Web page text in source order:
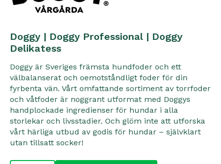
Doggy | Doggy Professional | Doggy
Delikatess
Doggy är Sveriges främsta hundfoder och ett
välbalanserat och oemotståndligt foder för din
fyrbenta vän. Vårt omfattande sortiment av torrfoder
och våtfoder är noggrant utformat med Doggys
handplockade ingredienser för hundar i alla
storlekar och livsstadier. Och glöm inte att utforska
vårt härliga utbud av godis för hundar – självklart
utan tillsatt socker!